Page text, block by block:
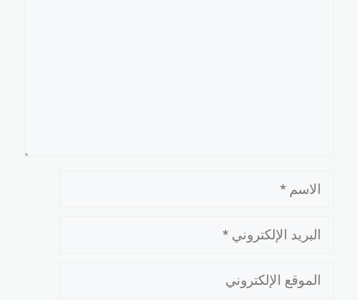
الاسم
البريد
الإلكتروني
الموقع
الإلكتروني